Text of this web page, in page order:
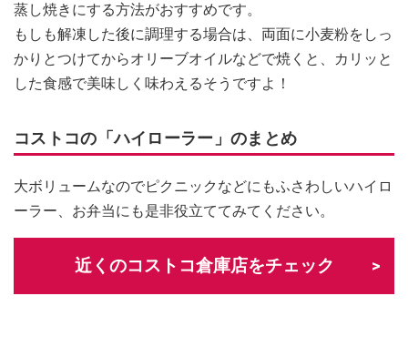
蒸し焼きにする方法がおすすめです。
もしも解凍した後に調理する場合は、両面に小麦粉をしっ
かりとつけてからオリーブオイルなどで焼くと、カリッと
した食感で美味しく味わえるそうですよ！
コストコの「ハイローラー」のまとめ
大ボリュームなのでピクニックなどにもふさわしいハイロ
ーラー、お弁当にも是非役立ててみてください。
近くのコストコ倉庫店をチェック